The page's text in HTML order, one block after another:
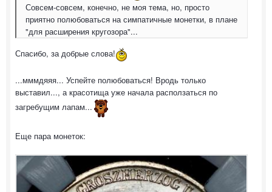
Совсем-совсем, конечно, не моя тема, но, просто
приятно полюбоваться на симпатичные монетки, в плане
"для расширения кругозора"...
Спасибо, за добрые слова!
...мммдяяя... Успейте полюбоваться! Вродь только
выставил..., а красотища уже начала расползаться по
загребущим лапам...
Еще пара монеток: